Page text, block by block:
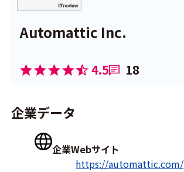
Automattic Inc.
4.5 18
企業データ
企業Webサイト
https://automattic.com/